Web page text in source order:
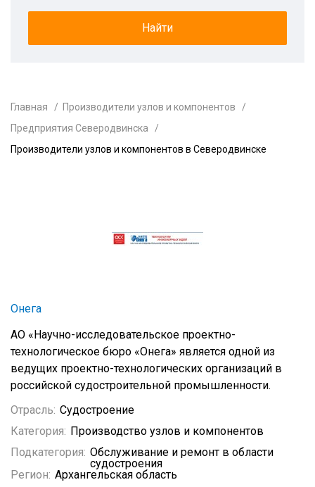
Главная
Производители узлов и компонентов
Предприятия Северодвинска
Производители узлов и компонентов в Северодвинске
Онега
АО «Научно-исследовательское проектно-
технологическое бюро «Онега» является одной из
ведущих проектно-технологических организаций в
российской судостроительной промышленности.
Отрасль: Судостроение
Категория: Производство узлов и компонентов
Подкатегория: Обслуживание и ремонт в области
судостроения
Регион: Архангельская область